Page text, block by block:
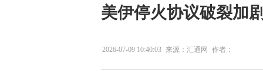
美伊停火协议破裂加
2026-07-09 10:40:03 来源：汇通网 作者：